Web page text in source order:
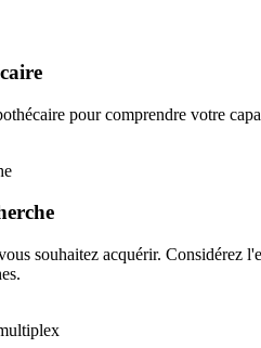
pour comprendre votre
souhaitez acquérir. Considérez